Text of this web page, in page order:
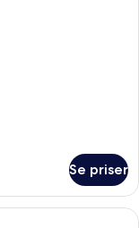
Se priser
Room | Premium-